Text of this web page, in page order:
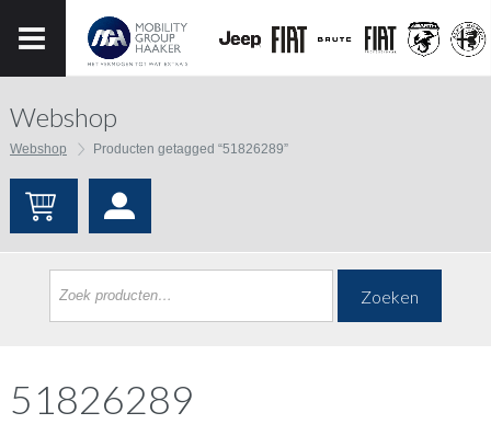
Webshop
Webshop Producten getagged “51826289”
Zoeken
51826289